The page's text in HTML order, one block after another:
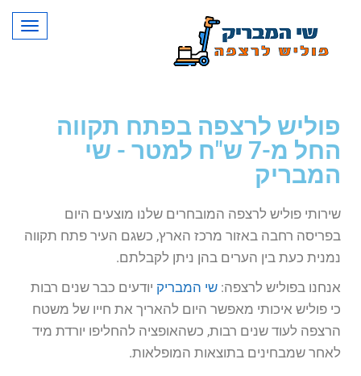
פוליש לרצפה בפתח תקווה
החל מ-7 ש"ח למטר - שי
המבריק
שירותי פוליש לרצפה המובחרים שלנו מוצעים היום
בפריסה רחבה באזור מרכז הארץ, כשגם העיר פתח תקווה
נמנית כעת בין הערים בהן ניתן לקבלתם.
אנחנו בפוליש לרצפה: שי המבריק יודעים כבר שנים רבות
כי פוליש איכותי מאפשר היום להאריך את חייו של משטח
הרצפה לעוד שנים רבות, כשהאופציה להחליפו יורדת מיד
לאחר שמבחינים בתוצאות המופלאות.